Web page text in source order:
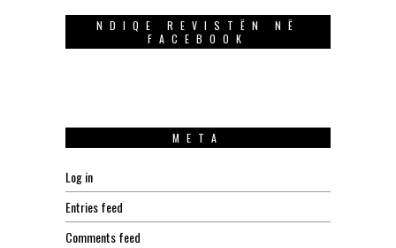
NDIQE REVISTËN NË
FACEBOOK
META
Log in
Entries feed
Comments feed